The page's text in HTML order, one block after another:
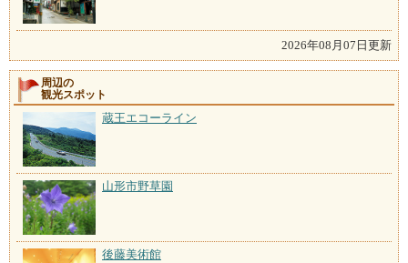
2026年08月07日更新
周辺の
観光スポット
蔵王エコーライン
山形市野草園
後藤美術館